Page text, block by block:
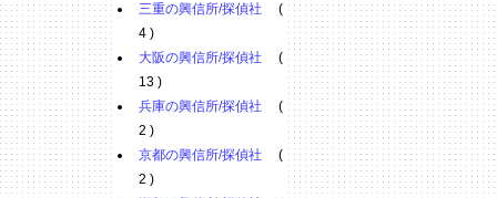
三重の興信所/探偵社 (
4 )
大阪の興信所/探偵社 (
13 )
兵庫の興信所/探偵社 (
2 )
京都の興信所/探偵社 (
2 )